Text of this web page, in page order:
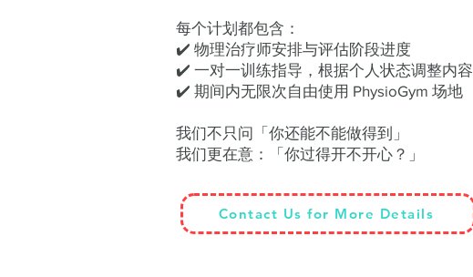
每个计划都包含：
✔️ 物理治疗师安排与评估阶段进度
✔️ 一对一训练指导，根据个人状态调整内容
✔️ 期间内无限次自由使用 PhysioGym 场地
我们不只问「你还能不能做得到」
我们更在意：「你过得开不开心？」
Contact Us for More Details